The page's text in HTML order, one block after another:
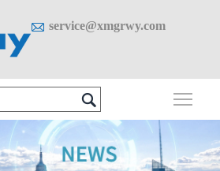
 service@xmgrwy.com
